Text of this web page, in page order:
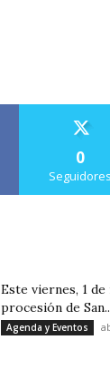
0
Seguidores
Este viernes, 1
procesión de
Agenda y Eventos